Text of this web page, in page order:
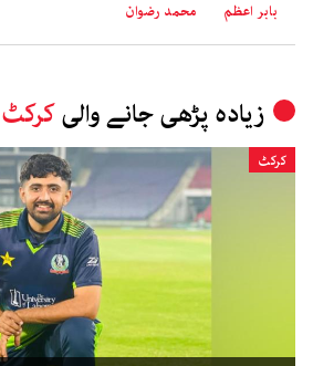
بابر اعظم
محمد رضوان
زیادہ پڑھی جانے والیکرکٹ
کرکٹ